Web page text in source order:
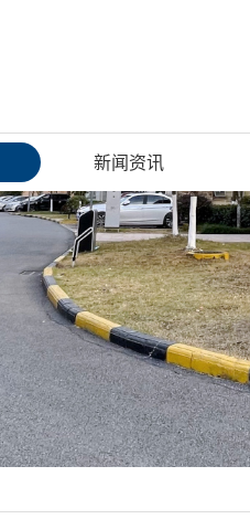
新闻资讯